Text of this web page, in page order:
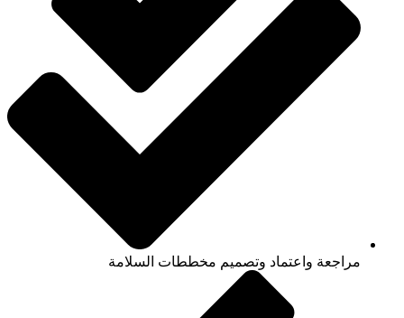
مراجعة واعتماد وتصميم مخططات السلامة